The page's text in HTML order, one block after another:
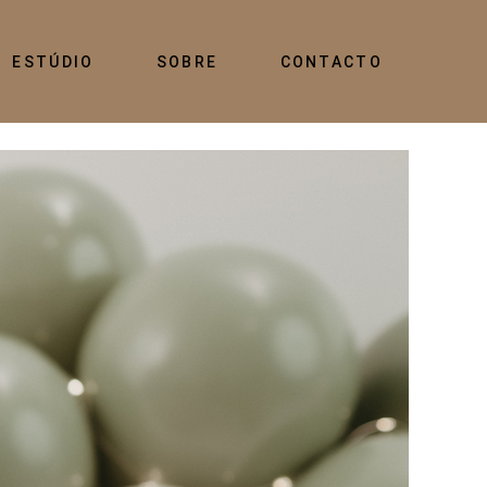
ESTÚDIO SOBRE CONTACTO